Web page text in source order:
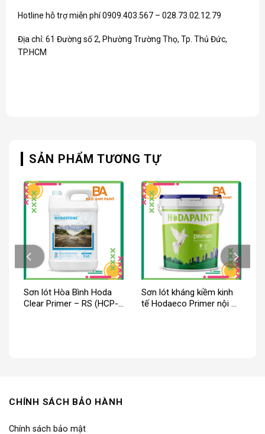
Hotline hỗ trợ miễn phí 0909.403.567 – 028.73.02.12.79
Địa chỉ: 61 Đường số 2, Phường Trường Thọ, Tp. Thủ Đức,
TP.HCM
SẢN PHẨM TƯƠNG TỰ
Sơn lót Hòa Bình Hoda
Clear Primer – RS (HCP-
Sơn lót kháng kiềm kinh
tế Hodaeco Primer nội &
CHÍNH SÁCH BẢO HÀNH
Chính sách bảo mật